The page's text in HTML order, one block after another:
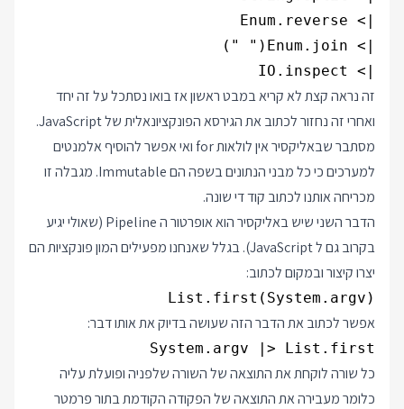
|> IO.inspect
זה נראה קצת לא קריא במבט ראשון אז בואו נסתכל על זה יחד
ואחרי זה נחזור לכתוב את הגירסא הפונקציונאלית של JavaScript.
מסתבר שבאליקסיר אין לולאות for ואי אפשר להוסיף אלמנטים
למערכים כי כל מבני הנתונים בשפה הם Immutable. מגבלה זו
מכריחה אותנו לכתוב קוד די שונה.
הדבר השני שיש באליקסיר הוא אופרטור ה Pipeline (שאולי יגיע
בקרוב גם ל JavaScript). בגלל שאנחנו מפעילים המון פונקציות הם
יצרו קיצור ובמקום לכתוב:
List.first(System.argv)
אפשר לכתוב את הדבר הזה שעושה בדיוק את אותו דבר:
System.argv |> List.first
כל שורה לוקחת את התוצאה של השורה שלפניה ופועלת עליה
כלומר מעבירה את התוצאה של הפקודה הקודמת בתור פרמטר